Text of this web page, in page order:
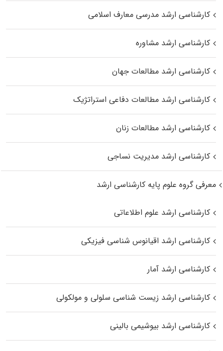
کارشناسی ارشد مدرسی معارف اسلامی
کارشناسی ارشد مشاوره
کارشناسی ارشد مطالعات جهان
کارشناسی ارشد مطالعات دفاعی استراتژیک
کارشناسی ارشد مطالعات زنان
کارشناسی ارشد مدیریت نساجی
معرفی گروه علوم پایه کارشناسی ارشد
کارشناسی ارشد علوم اطلاعاتی
کارشناسی ارشد اقیانوس‌ شناسی فیزیکی
کارشناسی ارشد آمار
کارشناسی ارشد زیست شناسی سلولی و مولکولی
کارشناسی ارشد بیوشیمی بالینی